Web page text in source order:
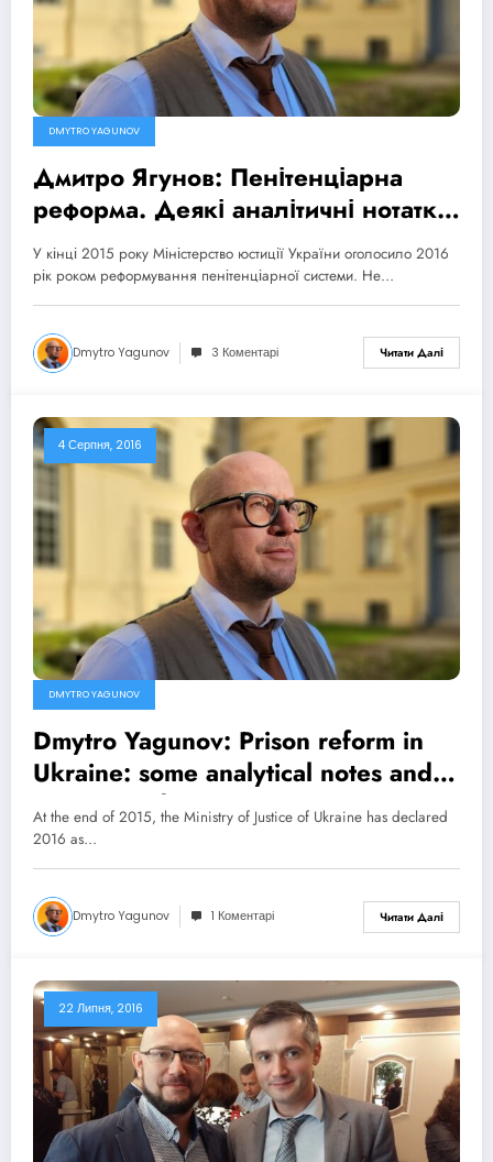
DMYTRO YAGUNOV
Дмитро Ягунов: Пенітенціарна
реформа. Деякі аналітичні нотатки
та рекомендації
У кінці 2015 року Міністерство юстиції України оголосило 2016
рік роком реформування пенітенціарної системи. Не…
Dmytro Yagunov 3 Коментарі Читати Далі
4 Серпня, 2016
DMYTRO YAGUNOV
Dmytro Yagunov: Prison reform in
Ukraine: some analytical notes and
recommendations
At the end of 2015, the Ministry of Justice of Ukraine has declared
2016 as…
Dmytro Yagunov 1 Коментарі Читати Далі
22 Липня, 2016